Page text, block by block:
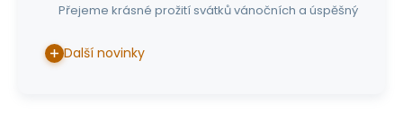
Přejeme krásné prožití svátků vánočních a úspěšný
Další novinky